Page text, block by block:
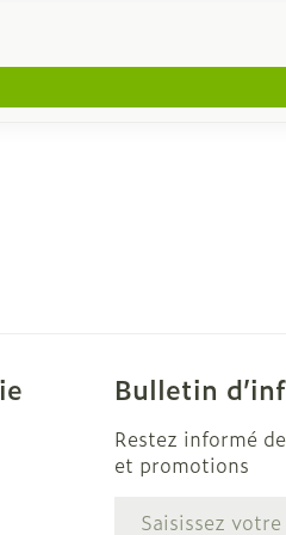
Bulletin
Restez informé
et promotions
Adresse mail